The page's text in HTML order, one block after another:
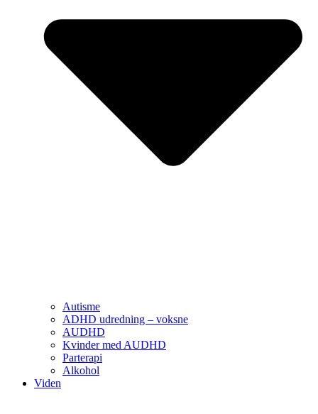
Autisme
ADHD udredning – voksne
AUDHD
Kvinder med AUDHD
Parterapi
Alkohol
Viden